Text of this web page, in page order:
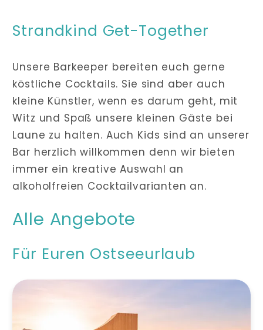
Strandkind Get-Together
Unsere Barkeeper bereiten euch gerne
köstliche Cocktails. Sie sind aber auch
kleine Künstler, wenn es darum geht, mit
Witz und Spaß unsere kleinen Gäste bei
Laune zu halten. Auch Kids sind an unserer
Bar herzlich willkommen denn wir bieten
immer ein kreative Auswahl an
alkoholfreien Cocktailvarianten an.
Alle Angebote
Für Euren Ostseeurlaub